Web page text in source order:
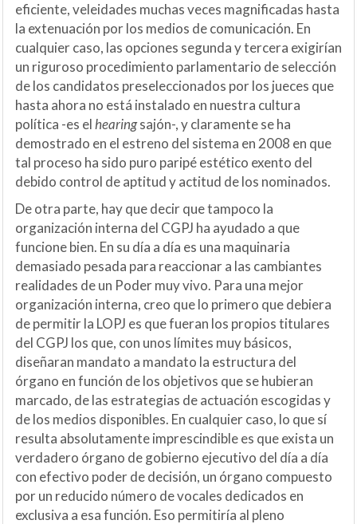
eficiente, veleidades muchas veces magnificadas hasta
la extenuación por los medios de comunicación. En
cualquier caso, las opciones segunda y tercera exigirían
un riguroso procedimiento parlamentario de selección
de los candidatos preseleccionados por los jueces que
hasta ahora no está instalado en nuestra cultura
política -es elhearingsajón-, y claramente se ha
demostrado en el estreno del sistema en 2008 en que
tal proceso ha sido puro paripé estético exento del
debido control de aptitud y actitud de los nominados.
De otra parte, hay que decir que tampoco la
organización interna del CGPJ ha ayudado a que
funcione bien. En su día a día es una maquinaria
demasiado pesada para reaccionar a las cambiantes
realidades de un Poder muy vivo. Para una mejor
organización interna, creo que lo primero que debiera
de permitir la LOPJ es que fueran los propios titulares
del CGPJ los que, con unos límites muy básicos,
diseñaran mandato a mandato la estructura del
órgano en función de los objetivos que se hubieran
marcado, de las estrategias de actuación escogidas y
de los medios disponibles. En cualquier caso, lo que sí
resulta absolutamente imprescindible es que exista un
verdadero órgano de gobierno ejecutivo del día a día
con efectivo poder de decisión, un órgano compuesto
por un reducido número de vocales dedicados en
exclusiva a esa función. Eso permitiría al pleno